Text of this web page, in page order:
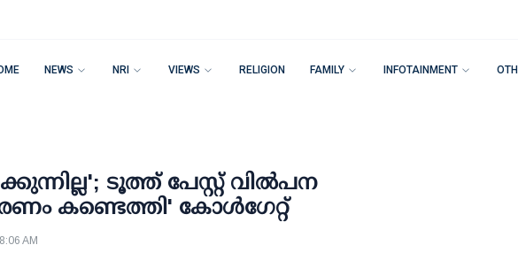
NEWS NRI VIEWS RELIGION FAMILY INFOTAINMENT
ടൂത്ത് പേസ്റ്റ് വില്‍പന
കണ്ടെത്തി' കോള്‍ഗേറ്റ്
AM